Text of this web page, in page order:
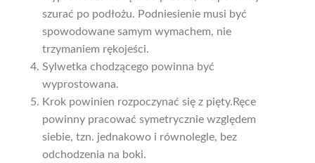
szurać po podłożu. Podniesienie musi być
spowodowane samym wymachem, nie
trzymaniem rękojeści.
Sylwetka chodzącego powinna być
wyprostowana.
Krok powinien rozpoczynać się z pięty.Ręce
powinny pracować symetrycznie względem
siebie, tzn. jednakowo i równolegle, bez
odchodzenia na boki.